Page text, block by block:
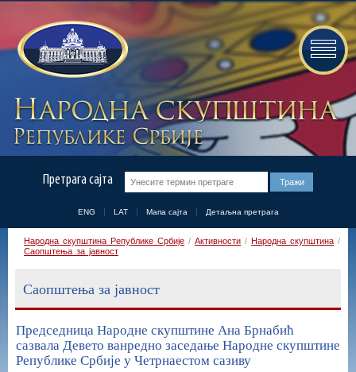
Претрага сајта
ENG LAT Мапа сајта Детаљна претрага
Народна скупштина Републике Србије / Активности / Народна скупштина /
Саопштења за јавност
Саопштења за јавност
Председница Народне скупштине Ана Брнабић
сазвала Девето ванредно заседање Народне скупштине
Републике Србије у Четрнаестом сазиву